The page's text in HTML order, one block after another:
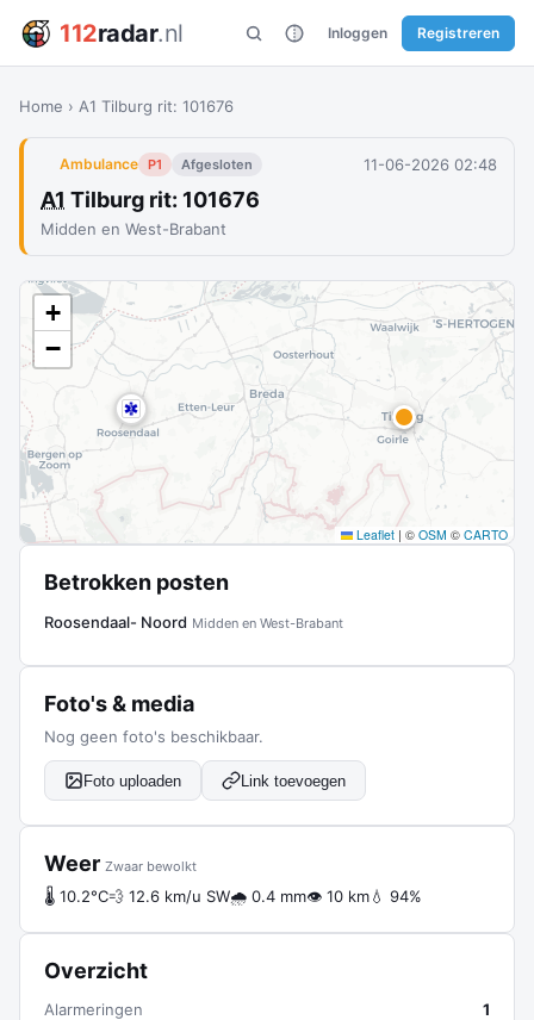
112radar.nl Inloggen Registreren
Home › A1 Tilburg rit: 101676
Ambulance P1 Afgesloten 11-06-2026 02:48
A1 Tilburg rit: 101676
Midden en West-Brabant
+
−
Leaflet | © OSM © CARTO
Betrokken posten
Roosendaal- Noord Midden en West-Brabant
Foto's & media
Nog geen foto's beschikbaar.
Foto uploaden Link toevoegen
Weer Zwaar bewolkt
🌡 10.2°C💨 12.6 km/u SW🌧 0.4 mm👁 10 km💧 94%
Overzicht
Alarmeringen
1